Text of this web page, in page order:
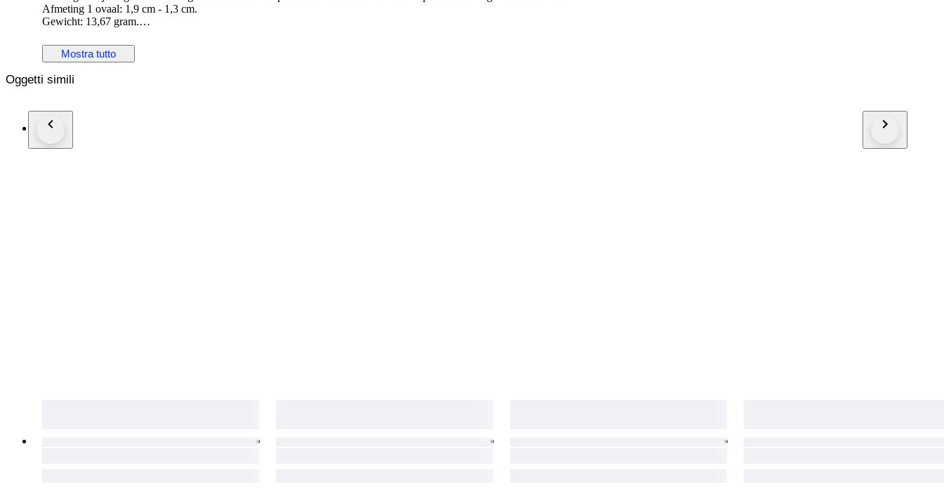
Afmeting 1 ovaal: 1,9 cm - 1,3 cm.
Gewicht: 13,67 gram.
Wordt aangetekend en verzekerd verstuurd.
Mostra tutto
Oggetti simili